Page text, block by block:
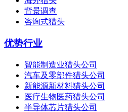
背景调查
咨询式猎头
优势行业
智能制造业猎头公司
汽车及零部件猎头公司
新能源新材料猎头公司
医疗生物医药猎头公司
半导体芯片猎头公司